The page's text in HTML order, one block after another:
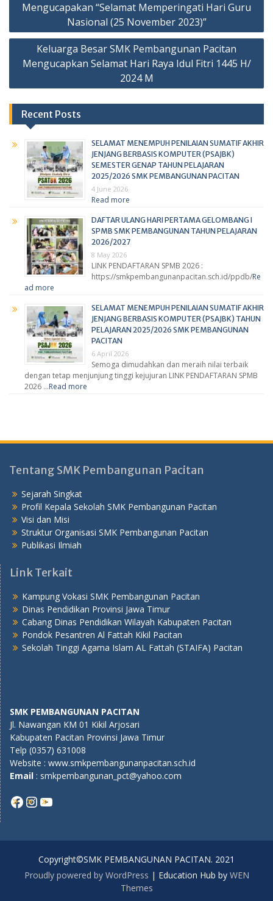
Mengucapakan “Selamat Memperingati Hari Guru
Nasional (25 November 2023)”
Keluarga Besar SMK Pembangunan Pacitan
Mengucapkan Selamat Hari Raya Idul Fitri 1445 H/
2024 M
Recent Posts
SELAMAT MENEMPUH PENILAIAN SUMATIF AKHIR
JENJANG BERBASIS KOMPUTER (PSAJBK)
SEMESTER GENAP TAHUN PELAJARAN
2025/2026 SMK PEMBANGUNAN PACITAN
4 June 2026
Read more
DAFTAR ULANG HARI PERTAMA GELOMBANG I
SPMB SMK PEMBANGUNAN TAHUN PELAJARAN
2026/2027
8 May 2026
LINK PENDAFTARAN SPMB 2026 :
https://smkpembangunanpacitan.sch.id/ppdb/Re
ad more
SELAMAT MENEMPUH PENILAIAN SUMATIF AKHIR
JENJANG BERBASIS KOMPUTER (PSAJBK) TAHUN
PELAJARAN 2025/2026 SMK PEMBANGUNAN
PACITAN
6 April 2026
Semoga dimudahkan dan meraih nilai terbaik
dengan tetap menjunjung tinggi kejujuran LINK PENDAFTARAN SPMB
2026 …Read more
Tentang SMK Pembangunan Pacitan
Sejarah Singkat
Profil Kepala Sekolah SMK Pembangunan Pacitan
Visi dan Misi
Struktur Organisasi SMK Pembangunan Pacitan
Publikasi Ilmiah
Link Terkait
Kampung Vokasi SMK Pembangunan Pacitan
Dinas Pendidikan Provinsi Jawa Timur
Cabang Dinas Pendidikan Wilayah Kabupaten Pacitan
Pondok Pesantren Al Fattah Kikil Pacitan
Sekolah Tinggi Agama Islam AL Fattah (STAIFA) Pacitan
SMK PEMBANGUNAN PACITAN
Jl. Nawangan KM 01 Kikil Arjosari
Kabupaten Pacitan Provinsi Jawa Timur
Telp (0357) 631008
Website : www.smkpembangunanpacitan.sch.id
Email : smkpembangunan_pct@yahoo.com
Copyright©SMK PEMBANGUNAN PACITAN. 2021
Proudly powered by WordPress | Education Hub by WEN
Themes